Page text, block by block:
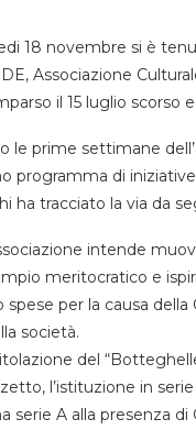
18 novembre si è
Associazione
il 15 luglio scorso
le prime settimane
programma di
ha tracciato la via da
intende
meritocratico e
spese per la causa
società.
del
l’istituzione in
serie A alla presenza